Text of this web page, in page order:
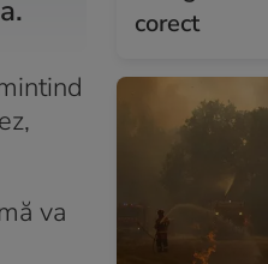
va
corect